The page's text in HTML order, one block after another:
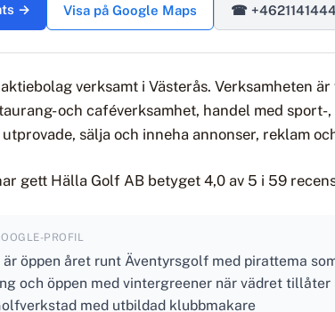
→ Visa på Google Maps ☎
verksamt i Västerås. Verksamheten
och caféverksamhet, handel med
sälja och inneha annonser, reklam
gett Hälla Golf AB betyget 4,0 av 5 i 59
PROFIL
öppen året runt Äventyrsgolf med pirattema
och öppen med vintergreener när vädret
med utbildad klubbmakare